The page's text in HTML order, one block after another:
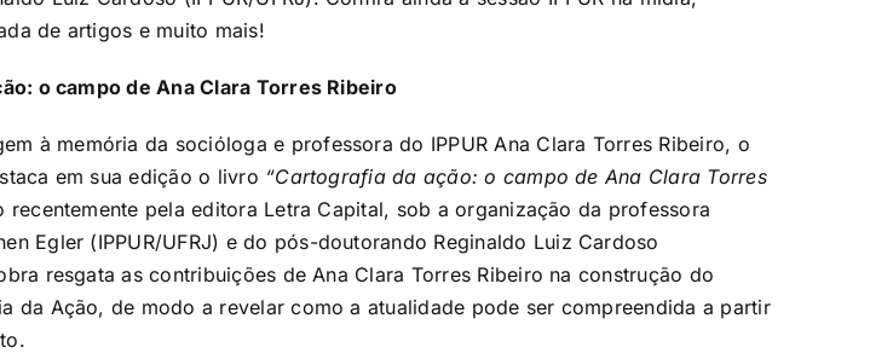
de artigos e muito mais!
o campo de Ana Clara Torres Ribeiro
à memória da socióloga e professora do IPPUR Ana Clara Torres Ribeiro, o
em sua edição o livro “Cartografia da ação: o campo de Ana Clara Torres
recentemente pela editora Letra Capital, sob a organização da professora
Egler (IPPUR/UFRJ) e do pós-doutorando Reginaldo Luiz Cardoso
resgata as contribuições de Ana Clara Torres Ribeiro na construção do
da Ação, de modo a revelar como a atualidade pode ser compreendida a partir